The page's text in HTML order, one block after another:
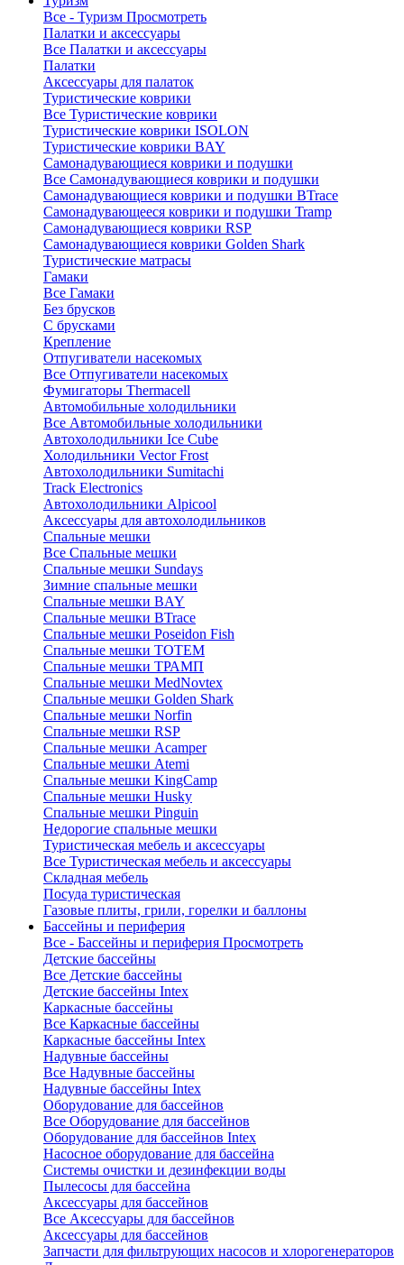
Все - Туризм Просмотреть
Палатки и аксессуары
Все Палатки и аксессуары
Палатки
Аксессуары для палаток
Туристические коврики
Все Туристические коврики
Туристические коврики ISOLON
Туристические коврики BAY
Самонадувающиеся коврики и подушки
Все Самонадувающиеся коврики и подушки
Самонадувающиеся коврики и подушки BTrace
Самонадувающееся коврики и подушки Tramp
Самонадувающиеся коврики RSP
Самонадувающиеся коврики Golden Shark
Туристические матрасы
Гамаки
Все Гамаки
Без брусков
С брусками
Крепление
Отпугиватели насекомых
Все Отпугиватели насекомых
Фумигаторы Thermacell
Автомобильные холодильники
Все Автомобильные холодильники
Автохолодильники Ice Cube
Холодильники Vector Frost
Автохолодильники Sumitachi
Track Electronics
Автохолодильники Alpicool
Аксессуары для автохолодильников
Спальные мешки
Все Спальные мешки
Спальные мешки Sundays
Зимние спальные мешки
Спальные мешки BAY
Спальные мешки BTrace
Спальные мешки Poseidon Fish
Спальные мешки ТОТЕМ
Спальные мешки ТРАМП
Cпальные мешки MedNovtex
Спальные мешки Golden Shark
Спальные мешки Norfin
Спальные мешки RSP
Спальные мешки Acamper
Спальные мешки Atemi
Спальные мешки KingCamp
Спальные мешки Husky
Спальные мешки Pinguin
Недорогие спальные мешки
Туристическая мебель и аксессуары
Все Туристическая мебель и аксессуары
Складная мебель
Посуда туристическая
Газовые плиты, грили, горелки и баллоны
Бассейны и периферия
Все - Бассейны и периферия Просмотреть
Детские бассейны
Все Детские бассейны
Детские бассейны Intex
Каркасные бассейны
Все Каркасные бассейны
Каркасные бассейны Intex
Надувные бассейны
Все Надувные бассейны
Надувные бассейны Intex
Оборудование для бассейнов
Все Оборудование для бассейнов
Оборудование для бассейнов Intex
Насосное оборудование для бассейна
Системы очистки и дезинфекции воды
Пылесосы для бассейна
Аксессуары для бассейнов
Все Аксессуары для бассейнов
Аксессуары для бассейнов
Запчасти для фильтрующих насосов и хлорогенераторов